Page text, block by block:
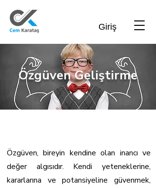
Giriş
Özgüven Geliştirme
Özgüven, bireyin kendine olan inancı ve
değer algısıdır. Kendi yeteneklerine,
kararlarına ve potansiyeline güvenmek,